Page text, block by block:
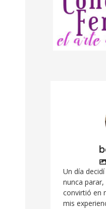
Un día
nunca
convirtió en
mis